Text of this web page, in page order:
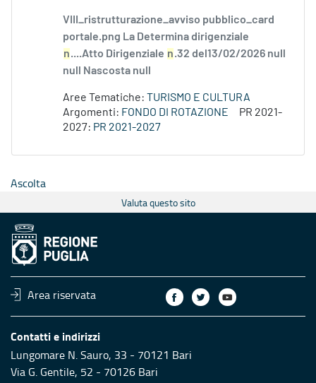
VIII_ristrutturazione_avviso pubblico_card
portale.png La Determina dirigenziale
n....Atto Dirigenziale n.32 del13/02/2026 null
null Nascosta null
Aree Tematiche: TURISMO E CULTURA
Argomenti: FONDO DI ROTAZIONE
PR 2021-
2027: PR 2021-2027
Ascolta
Valuta questo sito
Area riservata
Contatti e indirizzi
Lungomare N. Sauro, 33 - 70121 Bari
Via G. Gentile, 52 - 70126 Bari